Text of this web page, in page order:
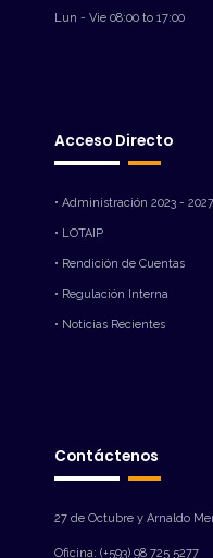
Lun - Vie 08:00 to 17:00
Acceso Directo
• Administración 2023 - 2027
• LOTAIP
• Rendición de Cuentas
• Regulación Interna
• Noticias Recientes
Contáctenos
27 de Octubre y Arnaldo
Oficina: (+593) 98 725 5277